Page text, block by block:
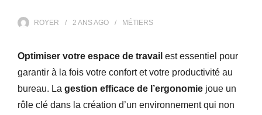
ROYER 2 ANSAGO MÉTIERS
Optimiser votre espace de travail est essentiel pour
garantir à la fois votre confort et votre productivité au
bureau. La gestion efficace de l’ergonomie joue un
rôle clé dans la création d’un environnement qui non